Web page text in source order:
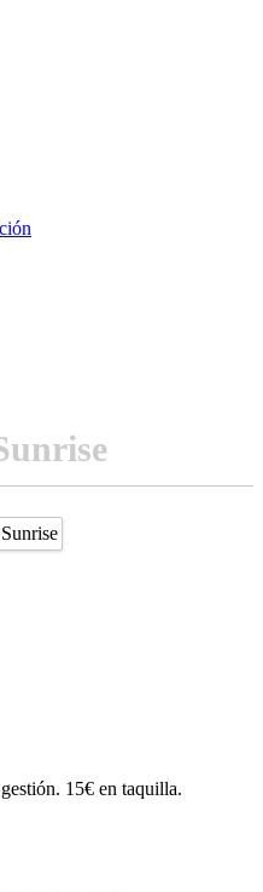
15€ en taquilla.